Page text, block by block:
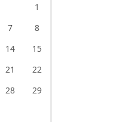
1
7
8
14
15
21
22
28
29